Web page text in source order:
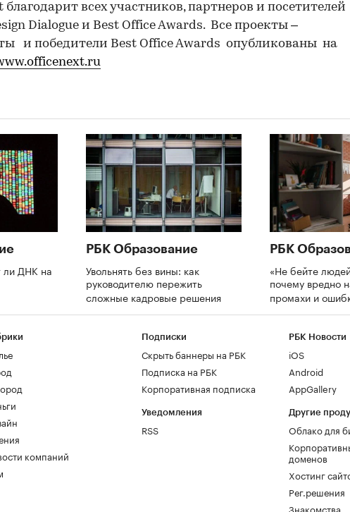
благодарит всех участников, партнеров и посетителей
Dialogue и Best Office Awards. Все проекты –
и победители Best Office Awards опубликованы на
ли ДНК на
РБК Образование
Увольнять без вины: как
руководителю пережить
сложные кадровые решения
РБК
«Не бейте
почему вредно
промахи и
компаний
Подписки
Скрыть баннеры на РБК
Подписка на РБК
Корпоративная подписка
Уведомления
RSS
РБК Новости
iOS
Android
AppGallery
Другие
Облако для
доменов
Хостинг
Рег.решения
Знакомства